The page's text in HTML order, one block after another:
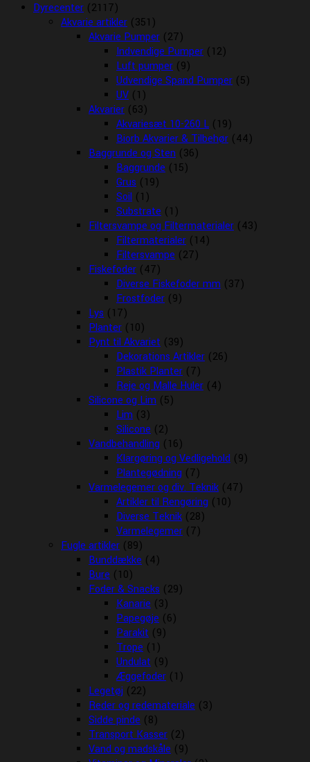
Dyrecenter (2117)
Akvarie artikler (351)
Akvarie Pumper (27)
Indvendige Pumper (12)
Luft pumper (9)
Udvendige Spand Pumper (5)
UV (1)
Akvarier (63)
Akvariesæt 10-260 L (19)
Biorb Akvarier & Tilbehør (44)
Baggrunde og Sten (36)
Baggrunde (15)
Grus (19)
Soil (1)
Substrate (1)
Filtersvampe og Filtermaterialer (43)
Filtermaterialer (14)
Filtersvampe (27)
Fiskefoder (47)
Diverse Fiskefoder mm (37)
Frostfoder (9)
Lys (17)
Planter (10)
Pynt til Akvariet (39)
Dekorations Artikler (26)
Plastik Planter (7)
Reje og Malle Huler (4)
Silicone og Lim (5)
Lim (3)
Silicone (2)
Vandbehandling (16)
Klargøring og Vedligehold (9)
Plantegødning (7)
Varmelegemer og div. Teknik (47)
Artikler til Rengøring (10)
Diverse Teknik (28)
Varmelegemer (7)
Fugle artikler (89)
Bunddække (4)
Bure (10)
Foder & Snacks (29)
Kanarie (3)
Papegøje (6)
Parakit (9)
Trope (1)
Undulat (9)
Æggefoder (1)
Legetøj (22)
Reder og redemateriale (3)
Sidde pinde (8)
Transport Kasser (2)
Vand og madskåle (9)